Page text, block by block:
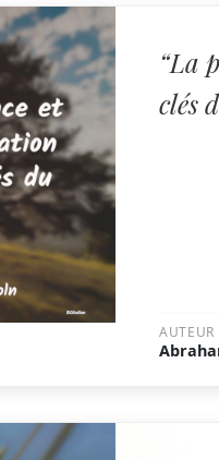
“La
clés
AUTEUR